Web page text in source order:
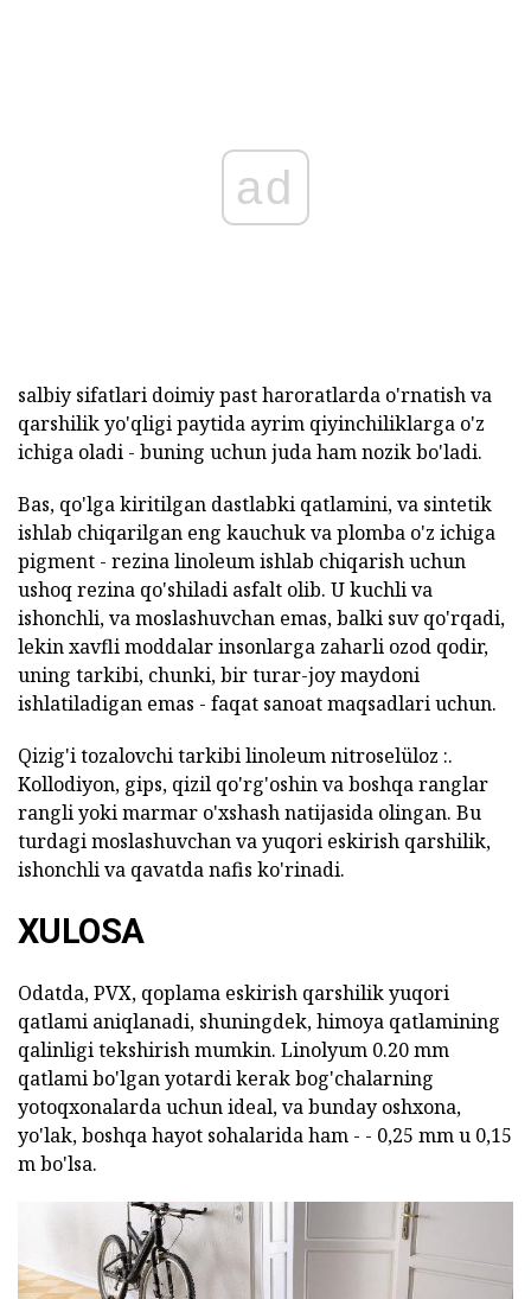
ad
salbiy sifatlari doimiy past haroratlarda o'rnatish va
qarshilik yo'qligi paytida ayrim qiyinchiliklarga o'z
ichiga oladi - buning uchun juda ham nozik bo'ladi.
Bas, qo'lga kiritilgan dastlabki qatlamini, va sintetik
ishlab chiqarilgan eng kauchuk va plomba o'z ichiga
pigment - rezina linoleum ishlab chiqarish uchun
ushoq rezina qo'shiladi asfalt olib. U kuchli va
ishonchli, va moslashuvchan emas, balki suv qo'rqadi,
lekin xavfli moddalar insonlarga zaharli ozod qodir,
uning tarkibi, chunki, bir turar-joy maydoni
ishlatiladigan emas - faqat sanoat maqsadlari uchun.
Qizig'i tozalovchi tarkibi linoleum nitroselüloz :.
Kollodiyon, gips, qizil qo'rg'oshin va boshqa ranglar
rangli yoki marmar o'xshash natijasida olingan. Bu
turdagi moslashuvchan va yuqori eskirish qarshilik,
ishonchli va qavatda nafis ko'rinadi.
XULOSA
Odatda, PVX, qoplama eskirish qarshilik yuqori
qatlami aniqlanadi, shuningdek, himoya qatlamining
qalinligi tekshirish mumkin. Linolyum 0.20 mm
qatlami bo'lgan yotardi kerak bog'chalarning
yotoqxonalarda uchun ideal, va bunday oshxona,
yo'lak, boshqa hayot sohalarida ham - - 0,25 mm u 0,15
m bo'lsa.